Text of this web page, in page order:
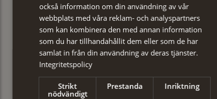
också information om din användning av vår
webbplats med våra reklam- och analyspartners
som kan kombinera den med annan information
som du har tillhandahållit dem eller som de har
samlat in från din användning av deras tjänster.
Integritetspolicy
Strikt
nödvändigt
Prestanda Inriktning